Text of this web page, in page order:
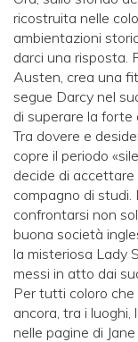
ricostruita nelle
ambientazioni
darci una risposta.
Austen, crea una
segue Darcy nel
di superare la forte
Tra dovere e
copre il periodo
decide di
compagno di studi.
confrontarsi non
buona società
la misteriosa Lady
messi in atto dai
Per tutti coloro che
ancora, tra i
nelle pagine di